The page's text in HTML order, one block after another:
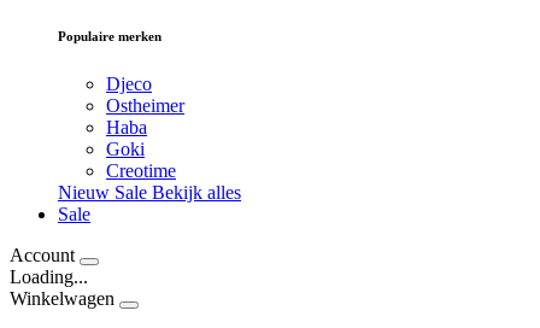
Populaire merken
Djeco
Ostheimer
Haba
Goki
Creotime
Nieuw Sale Bekijk alles
Sale
Account
Loading...
Winkelwagen